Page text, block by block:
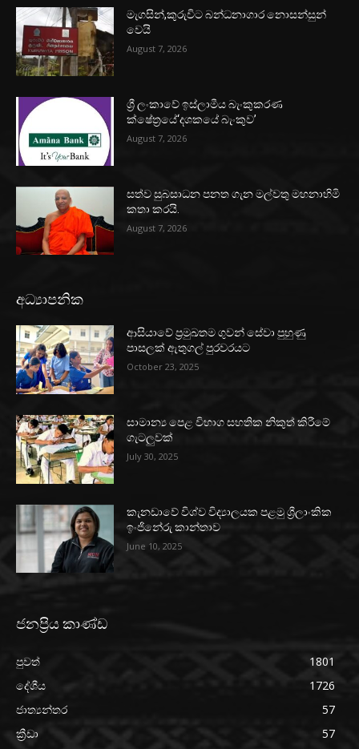
මැගසින්,කුරුවිට බන්ධනාගාර නොසන්සුන්
වෙයි
August 7, 2026
ශ්‍රී ලංකාවේ ඉස්ලාමීය බැංකුකරණ
ක්ෂේත්‍රයේ‘දශකයේ බැංකුව’
August 7, 2026
සත්ව සුබසාධන පනත ගැන මල්වතු මහනාහිමි
කතා කරයි.
August 7, 2026
අධ්‍යාපනික
ආසියාවේ ප්‍රමුඛතම ගුවන් සේවා පුහුණු
පාසලක් ඇතුගල් පුරවරයට
October 23, 2025
සාමාන්‍ය පෙළ විභාග සහතික නිකුත් කිරීමේ
ගැටලුවක්
July 30, 2025
කැනඩාවේ විශ්ව විද්‍යාලයක පළමු ශ්‍රීලාංකික
ඉංජිනේරු කාන්තාව
June 10, 2025
ජනප්‍රිය කාණ්ඩ
පුවත්
1801
දේශීය
1726
ජාත්‍යන්තර
57
ක්‍රීඩා
57